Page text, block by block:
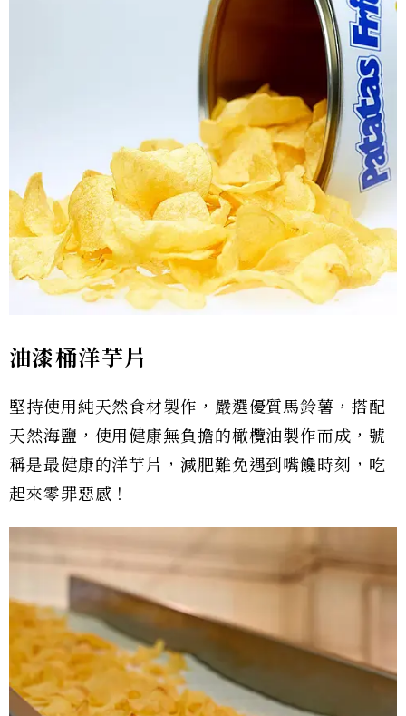
油漆桶洋芋片
堅持使用純天然食材製作，嚴選優質馬鈴薯，搭配
天然海鹽，使用健康無負擔的橄欖油製作而成，號
稱是最健康的洋芋片，減肥難免遇到嘴饞時刻，吃
起來零罪惡感！